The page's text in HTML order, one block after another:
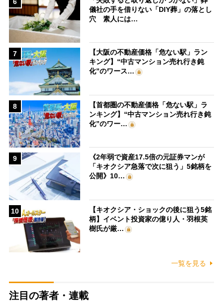
儀社の手を借りない「DIY葬」の落とし
穴 素人には…
7
【大阪の不動産価格「危ない駅」ラン
キング】“中古マンション売れ行き鈍
化”のワース…
8
【首都圏の不動産価格「危ない駅」ラ
ンキング】“中古マンション売れ行き鈍
化”のワー…
9
《2年弱で資産17.5倍の元証券マンが
「キオクシア急落で次に狙う」5銘柄を
公開》10…
10
【キオクシア・ショックの後に狙う5銘
柄】イベント投資家の億り人・羽根英
樹氏が厳…
一覧を見る
注目の著者・連載